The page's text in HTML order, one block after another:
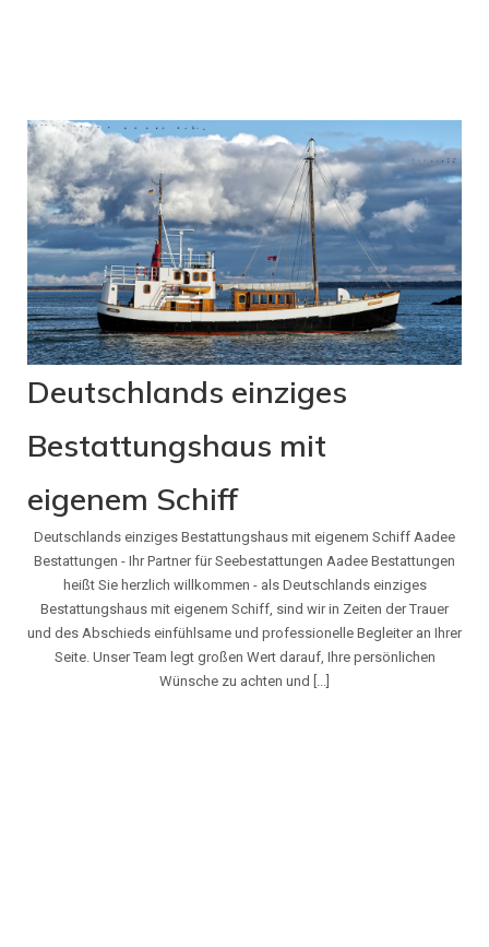
Deutschlands einziges
Bestattungshaus mit
eigenem Schiff
Deutschlands einziges Bestattungshaus mit eigenem Schiff Aadee
Bestattungen - Ihr Partner für Seebestattungen Aadee Bestattungen
heißt Sie herzlich willkommen - als Deutschlands einziges
Bestattungshaus mit eigenem Schiff, sind wir in Zeiten der Trauer
und des Abschieds einfühlsame und professionelle Begleiter an Ihrer
Seite. Unser Team legt großen Wert darauf, Ihre persönlichen
Wünsche zu achten und [...]